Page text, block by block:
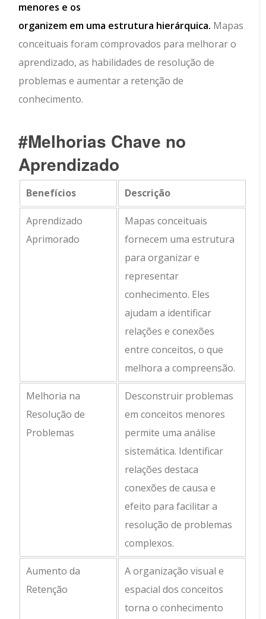
menores e os
organizem em uma estrutura hierárquica. Mapas
conceituais foram comprovados para melhorar o
aprendizado, as habilidades de resolução de
problemas e aumentar a retenção de
conhecimento.
#Melhorias Chave no
Aprendizado
Benefícios Descrição
Aprendizado
Aprimorado
Mapas conceituais
fornecem uma estrutura
para organizar e
representar
conhecimento. Eles
ajudam a identificar
relações e conexões
entre conceitos, o que
melhora a compreensão.
Melhoria na
Resolução de
Problemas
Desconstruir problemas
em conceitos menores
permite uma análise
sistemática. Identificar
relações destaca
conexões de causa e
efeito para facilitar a
resolução de problemas
complexos.
Aumento da
Retenção
A organização visual e
espacial dos conceitos
torna o conhecimento